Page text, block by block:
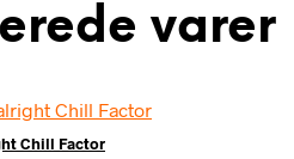
varer
Chill Factor